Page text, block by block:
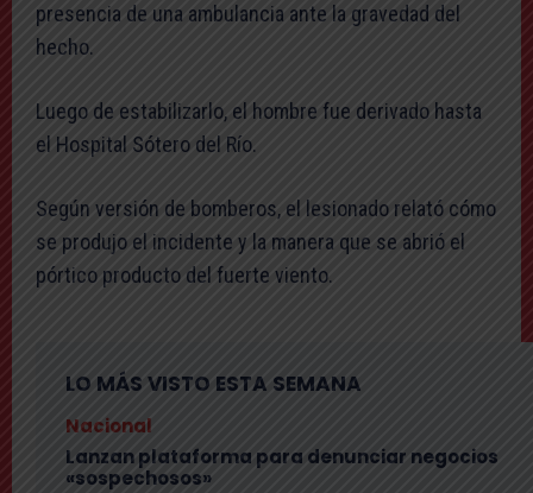
presencia de una ambulancia ante la gravedad del
hecho.
Luego de estabilizarlo, el hombre fue derivado hasta
el Hospital Sótero del Río.
Según versión de bomberos, el lesionado relató cómo
se produjo el incidente y la manera que se abrió el
pórtico producto del fuerte viento.
LO MÁS VISTO ESTA SEMANA
Nacional
Lanzan plataforma para denunciar negocios
«sospechosos»